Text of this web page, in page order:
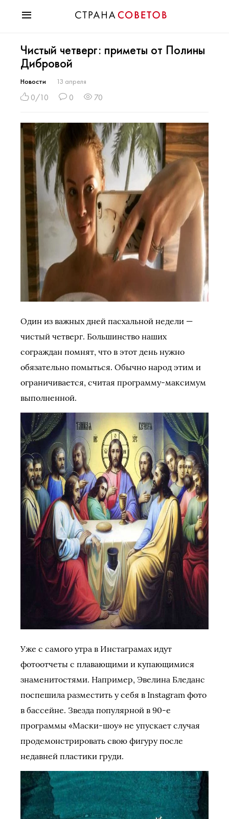
Мода
Звезды
Гороскопы
Здоровье
Хобби
Разное
Праздники
Чистый четверг: приметы от Полины
Дибровой
Новости 13 апреля
0/10 0 70
Один из важных дней пасхальной недели —
чистый четверг. Большинство наших
сограждан помнят, что в этот день нужно
обязательно помыться. Обычно народ этим и
ограничивается, считая программу-максимум
выполненной.
Уже с самого утра в Инстаграмах идут
фотоотчеты с плавающими и купающимися
знаменитостями. Например, Эвелина Бледанс
поспешила разместить у себя в Instagram фото
в бассейне. Звезда популярной в 90-е
программы «Маски-шоу» не упускает случая
продемонстрировать свою фигуру после
недавней пластики груди.